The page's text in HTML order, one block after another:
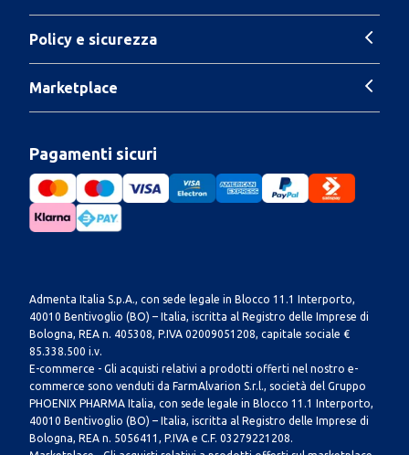
Policy e sicurezza
Marketplace
Pagamenti sicuri
Admenta Italia S.p.A., con sede legale in Blocco 11.1 Interporto,
40010 Bentivoglio (BO) – Italia, iscritta al Registro delle Imprese di
Bologna, REA n. 405308, P.IVA 02009051208, capitale sociale €
85.338.500 i.v.
E-commerce - Gli acquisti relativi a prodotti offerti nel nostro e-
commerce sono venduti da FarmAlvarion S.r.l., società del Gruppo
PHOENIX PHARMA Italia, con sede legale in Blocco 11.1 Interporto,
40010 Bentivoglio (BO) – Italia, iscritta al Registro delle Imprese di
Bologna, REA n. 5056411, P.IVA e C.F. 03279221208.